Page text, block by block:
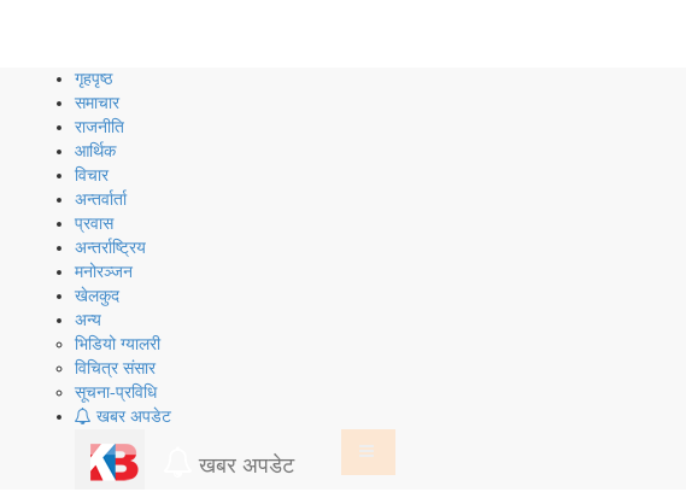
गृहपृष्ठ
समाचार
राजनीति
आर्थिक
विचार
अन्तर्वार्ता
प्रवास
अन्तर्राष्ट्रिय
मनोरञ्जन
खेलकुद
अन्य
भिडियो ग्यालरी
विचित्र संसार
सूचना-प्रविधि
खबर अपडेट
खबर अपडेट